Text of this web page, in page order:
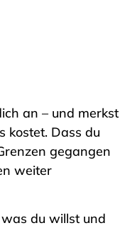
an – und merkst
kostet. Dass du
gegangen
weiter
du willst und